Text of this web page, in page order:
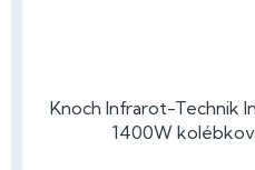
Knoch Infrarot-Technik
1400W